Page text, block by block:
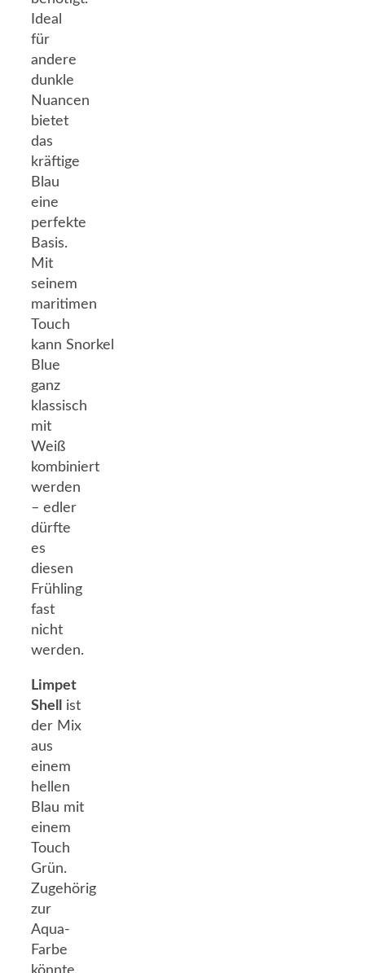
Ideal
für
andere
dunkle
Nuancen
bietet
das
kräftige
Blau
eine
perfekte
Basis.
Mit
seinem
maritimen
Touch
kann Snorkel
Blue
ganz
klassisch
mit
Weiß
kombiniert
werden
– edler
dürfte
es
diesen
Frühling
fast
nicht
werden.
Limpet
Shell
ist
der Mix
aus
einem
hellen
Blau mit
einem
Touch
Grün.
Zugehörig
zur
Aqua-
Farbe